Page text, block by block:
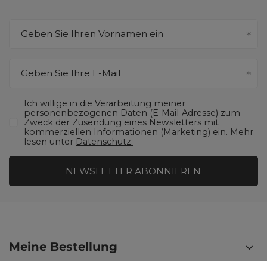
Geben Sie Ihren Vornamen ein
Geben Sie Ihre E-Mail
Ich willige in die Verarbeitung meiner
personenbezogenen Daten (E-Mail-Adresse) zum
Zweck der Zusendung eines Newsletters mit
kommerziellen Informationen (Marketing) ein. Mehr
lesen unter Datenschutz.
NEWSLETTER ABONNIEREN
Meine Bestellung